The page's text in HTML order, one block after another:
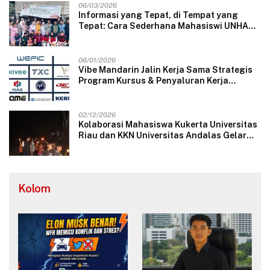
06/03/2026
Informasi yang Tepat, di Tempat yang
Tepat: Cara Sederhana Mahasiswi UNHAS
06/01/2026
Vibe Mandarin Jalin Kerja Sama Strategis
Program Kursus & Penyaluran Kerja
02/12/2026
Kolaborasi Mahasiswa Kukerta Universitas
Riau dan KKN Universitas Andalas Gelar
Kolom